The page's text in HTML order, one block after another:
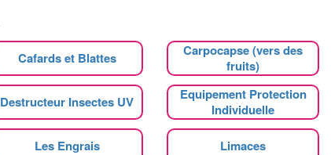
Cafards et Blattes
Carpocapse (vers des
fruits)
Destructeur Insectes UV
Equipement Protection
Individuelle
Les Engrais Limaces